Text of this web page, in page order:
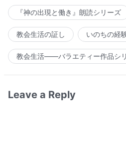
『神の出現と働き』朗読シリーズ
教会生活の証し いのちの経
教会生活――バラエティー作品シ
Leave a Reply